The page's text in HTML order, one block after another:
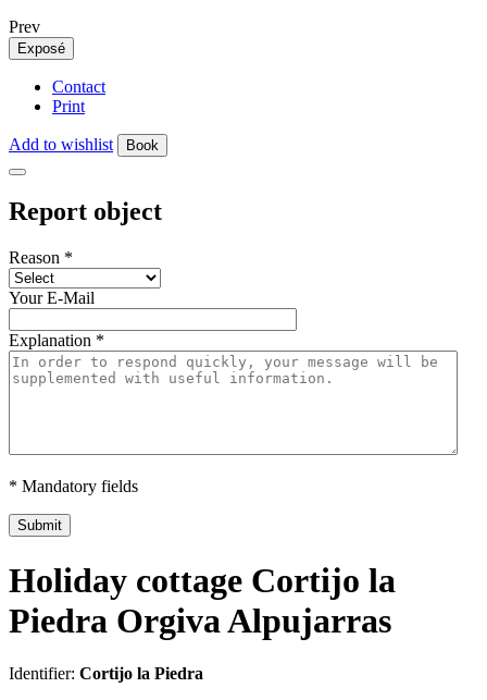
Prev
Exposé
Contact
Print
Add to wishlist Book
Report object
Reason *
Your E-Mail
Explanation *
* Mandatory fields
Submit
Holiday cottage Cortijo la
Piedra Orgiva Alpujarras
Identifier: Cortijo la Piedra